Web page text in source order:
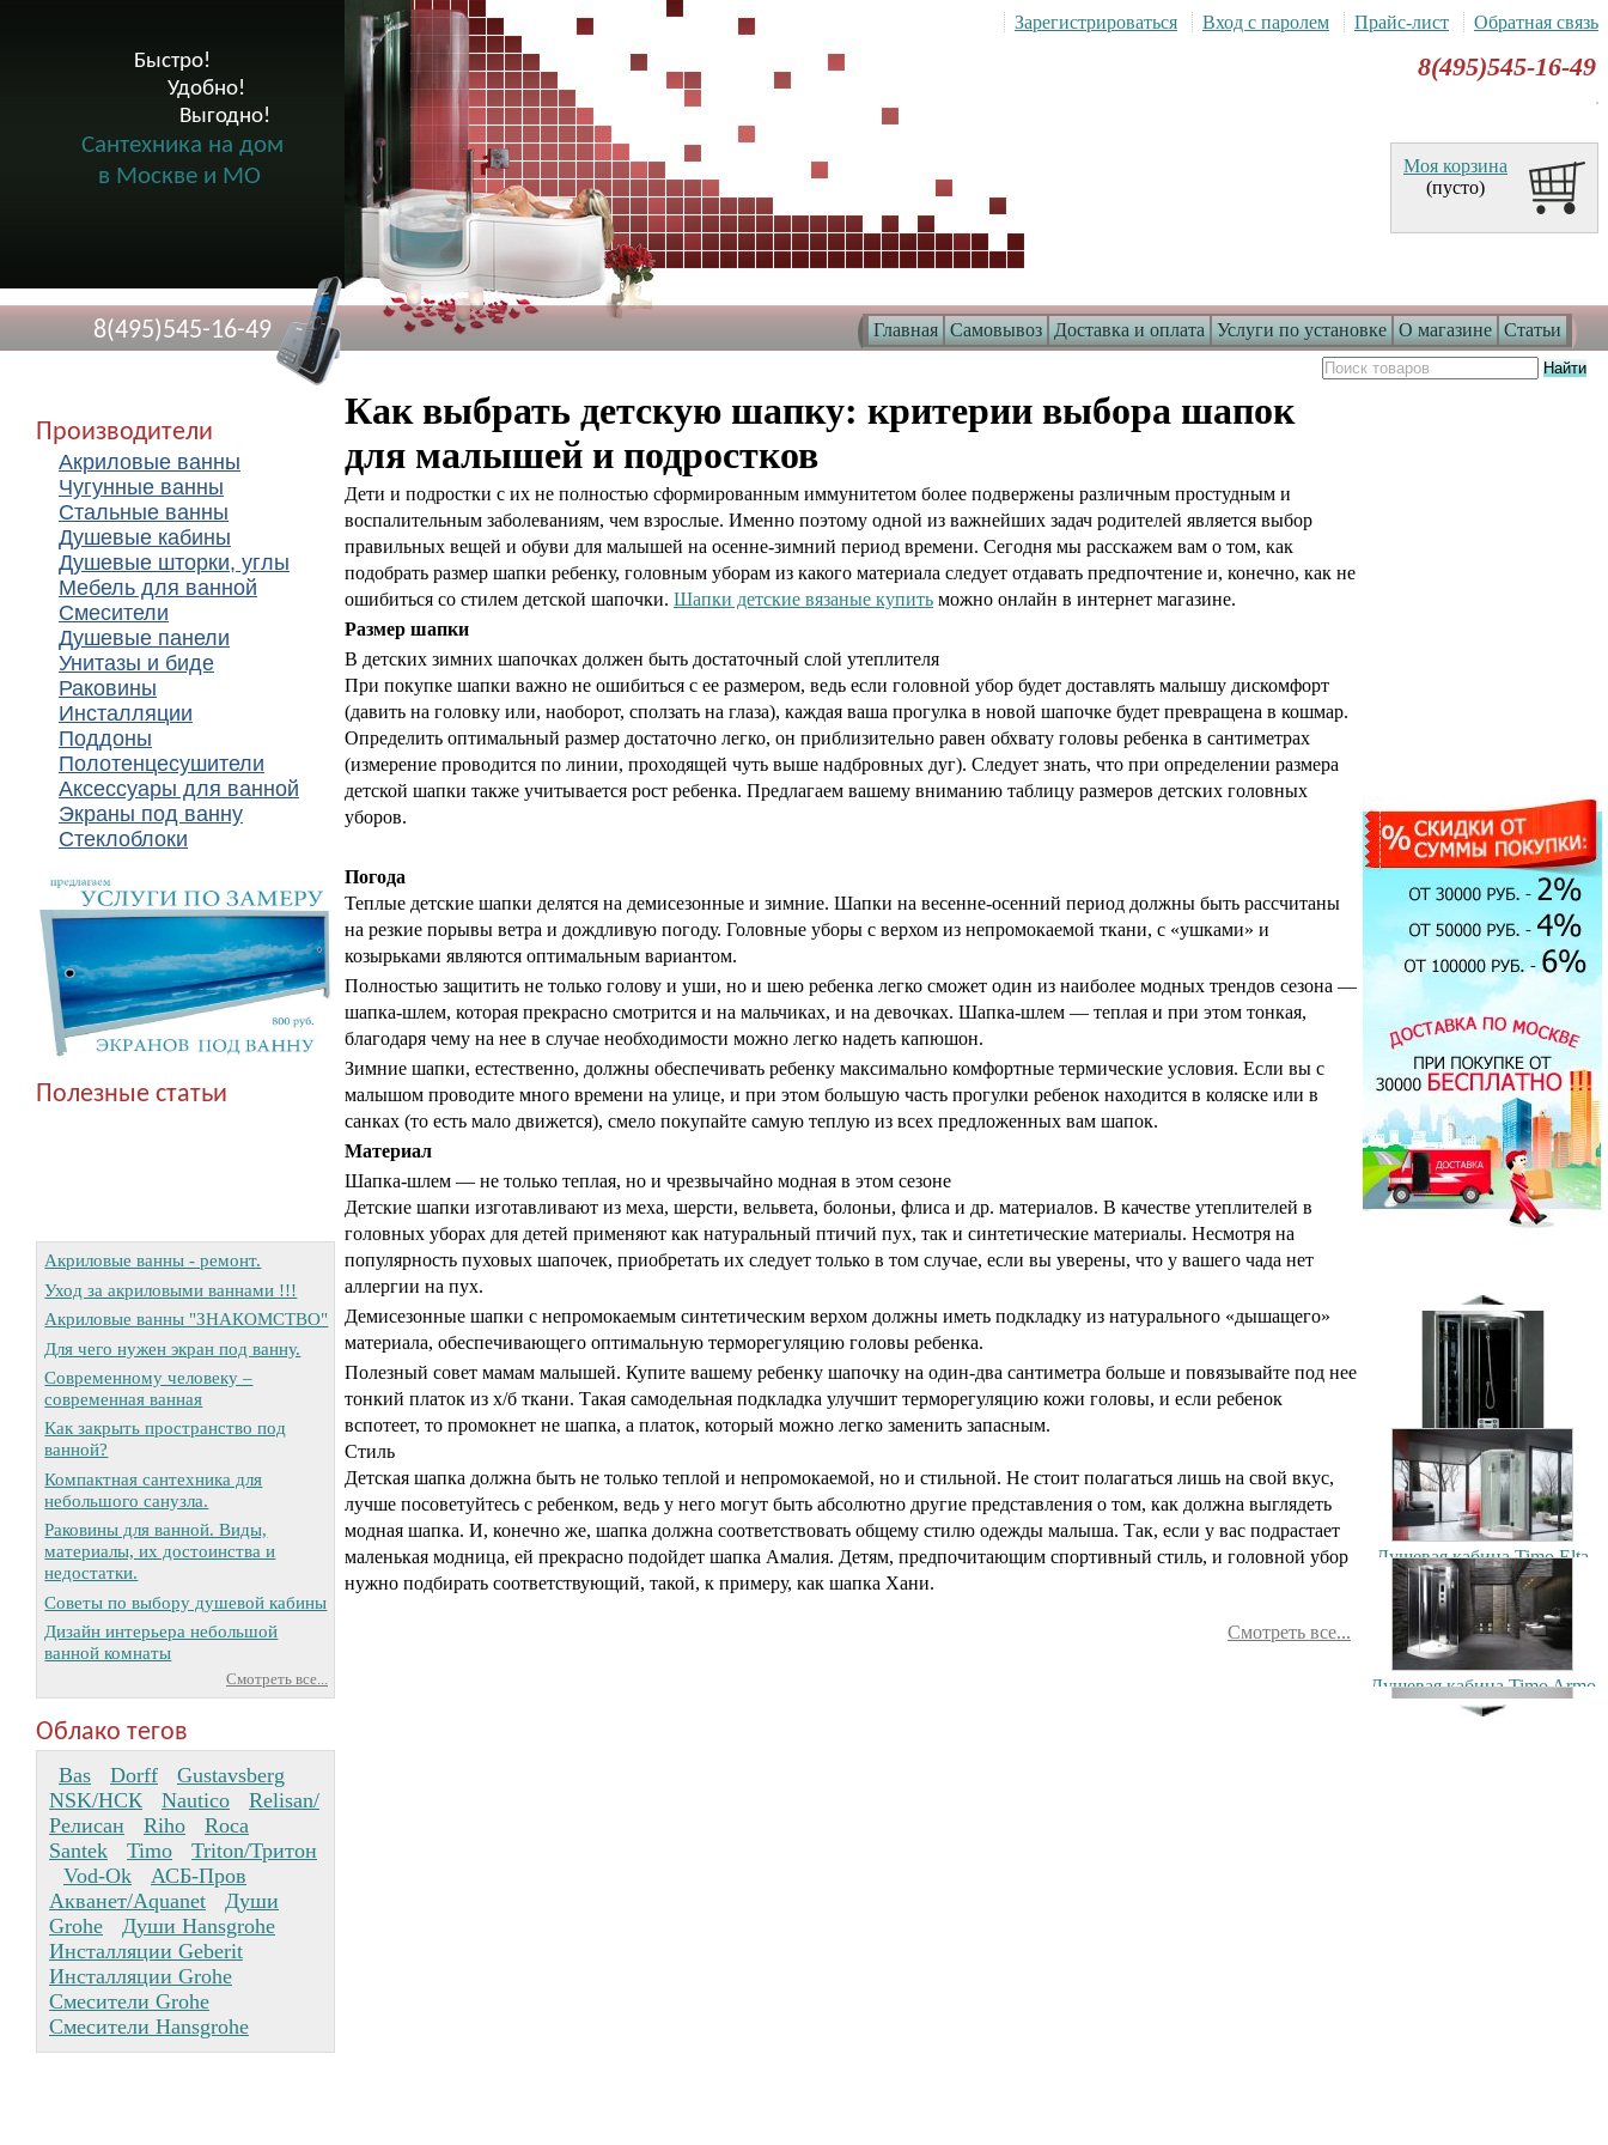
Главная Самовывоз Доставка и оплата Услуги по установке О магазине Статьи
Быстро!
              Удобно!
                      Выгодно!
Сантехника на дом
в Москве и МО
8(495)545-16-49
Зарегистрироваться Вход с паролем Прайс-лист Обратная связь
8(495)545-16-49
Моя корзина
(пусто)
Производители
Акриловые ванны
Чугунные ванны
Стальные ванны
Душевые кабины
Душевые шторки, углы
Мебель для ванной
Смесители
Душевые панели
Унитазы и биде
Раковины
Инсталляции
Поддоны
Полотенцесушители
Аксессуары для ванной
Экраны под ванну
Стеклоблоки
Полезные статьи
Акриловые ванны - ремонт.
Уход за акриловыми ваннами !!!
Акриловые ванны "ЗНАКОМСТВО"
Для чего нужен экран под ванну.
Современному человеку –
современная ванная
Как закрыть пространство под
ванной?
Компактная сантехника для
небольшого санузла.
Раковины для ванной. Виды,
материалы, их достоинства и
недостатки.
Советы по выбору душевой кабины
Дизайн интерьера небольшой
ванной комнаты
Смотреть все...
Облако тегов
Bas Dorff
Gustavsberg
NSK/НСК
Nautico
Relisan/
Релисан
Riho
Roca
Santek
Timo
Triton/Тритон
Vod-Ok
АСБ-Пров
Акванет/Aquanet
Души
Grohe
Души Hansgrohe
Инсталляции Geberit
Инсталляции Grohe
Смесители Grohe
Смесители Hansgrohe
Как выбрать детскую шапку: критерии выбора шапок
для малышей и подростков
Дети и подростки с их не полностью сформированным иммунитетом более подвержены различным простудным и
воспалительным заболеваниям, чем взрослые. Именно поэтому одной из важнейших задач родителей является выбор
правильных вещей и обуви для малышей на осенне-зимний период времени. Сегодня мы расскажем вам о том, как
подобрать размер шапки ребенку, головным уборам из какого материала следует отдавать предпочтение и, конечно, как не
ошибиться со стилем детской шапочки. Шапки детские вязаные купить можно онлайн в интернет магазине.
Размер шапки
В детских зимних шапочках должен быть достаточный слой утеплителя
При покупке шапки важно не ошибиться с ее размером, ведь если головной убор будет доставлять малышу дискомфорт
(давить на головку или, наоборот, сползать на глаза), каждая ваша прогулка в новой шапочке будет превращена в кошмар.
Определить оптимальный размер достаточно легко, он приблизительно равен обхвату головы ребенка в сантиметрах
(измерение проводится по линии, проходящей чуть выше надбровных дуг). Следует знать, что при определении размера
детской шапки также учитывается рост ребенка. Предлагаем вашему вниманию таблицу размеров детских головных
уборов.
Погода
Теплые детские шапки делятся на демисезонные и зимние. Шапки на весенне-осенний период должны быть рассчитаны
на резкие порывы ветра и дождливую погоду. Головные уборы с верхом из непромокаемой ткани, с «ушками» и
козырьками являются оптимальным вариантом.
Полностью защитить не только голову и уши, но и шею ребенка легко сможет один из наиболее модных трендов сезона —
шапка-шлем, которая прекрасно смотрится и на мальчиках, и на девочках. Шапка-шлем — теплая и при этом тонкая,
благодаря чему на нее в случае необходимости можно легко надеть капюшон.
Зимние шапки, естественно, должны обеспечивать ребенку максимально комфортные термические условия. Если вы с
малышом проводите много времени на улице, и при этом большую часть прогулки ребенок находится в коляске или в
санках (то есть мало движется), смело покупайте самую теплую из всех предложенных вам шапок.
Материал
Шапка-шлем — не только теплая, но и чрезвычайно модная в этом сезоне
Детские шапки изготавливают из меха, шерсти, вельвета, болоньи, флиса и др. материалов. В качестве утеплителей в
головных уборах для детей применяют как натуральный птичий пух, так и синтетические материалы. Несмотря на
популярность пуховых шапочек, приобретать их следует только в том случае, если вы уверены, что у вашего чада нет
аллергии на пух.
Демисезонные шапки с непромокаемым синтетическим верхом должны иметь подкладку из натурального «дышащего»
материала, обеспечивающего оптимальную терморегуляцию головы ребенка.
Полезный совет мамам малышей. Купите вашему ребенку шапочку на один-два сантиметра больше и повязывайте под нее
тонкий платок из х/б ткани. Такая самодельная подкладка улучшит терморегуляцию кожи головы, и если ребенок
вспотеет, то промокнет не шапка, а платок, который можно легко заменить запасным.
Стиль
Детская шапка должна быть не только теплой и непромокаемой, но и стильной. Не стоит полагаться лишь на свой вкус,
лучше посоветуйтесь с ребенком, ведь у него могут быть абсолютно другие представления о том, как должна выглядеть
модная шапка. И, конечно же, шапка должна соответствовать общему стилю одежды малыша. Так, если у вас подрастает
маленькая модница, ей прекрасно подойдет шапка Амалия. Детям, предпочитающим спортивный стиль, и головной убор
нужно подбирать соответствующий, такой, к примеру, как шапка Хани.
Смотреть все...
Экран под ванну
ENGLHOME 150
зеркальный
7900.00 руб.
Душевая кабина Timo T-1190
90x90см
44500.00 руб.
Душевая кабина Timo T-1170
170x88см
106900.00 руб.
Душевая кабина Timo T-1102
120x85см (L/R)
56200.00 руб.
Душевая кабина Timo Elta
90x90см
79300.00 руб.
Душевая кабина Timo Armo
90x90см
103500.00 руб.